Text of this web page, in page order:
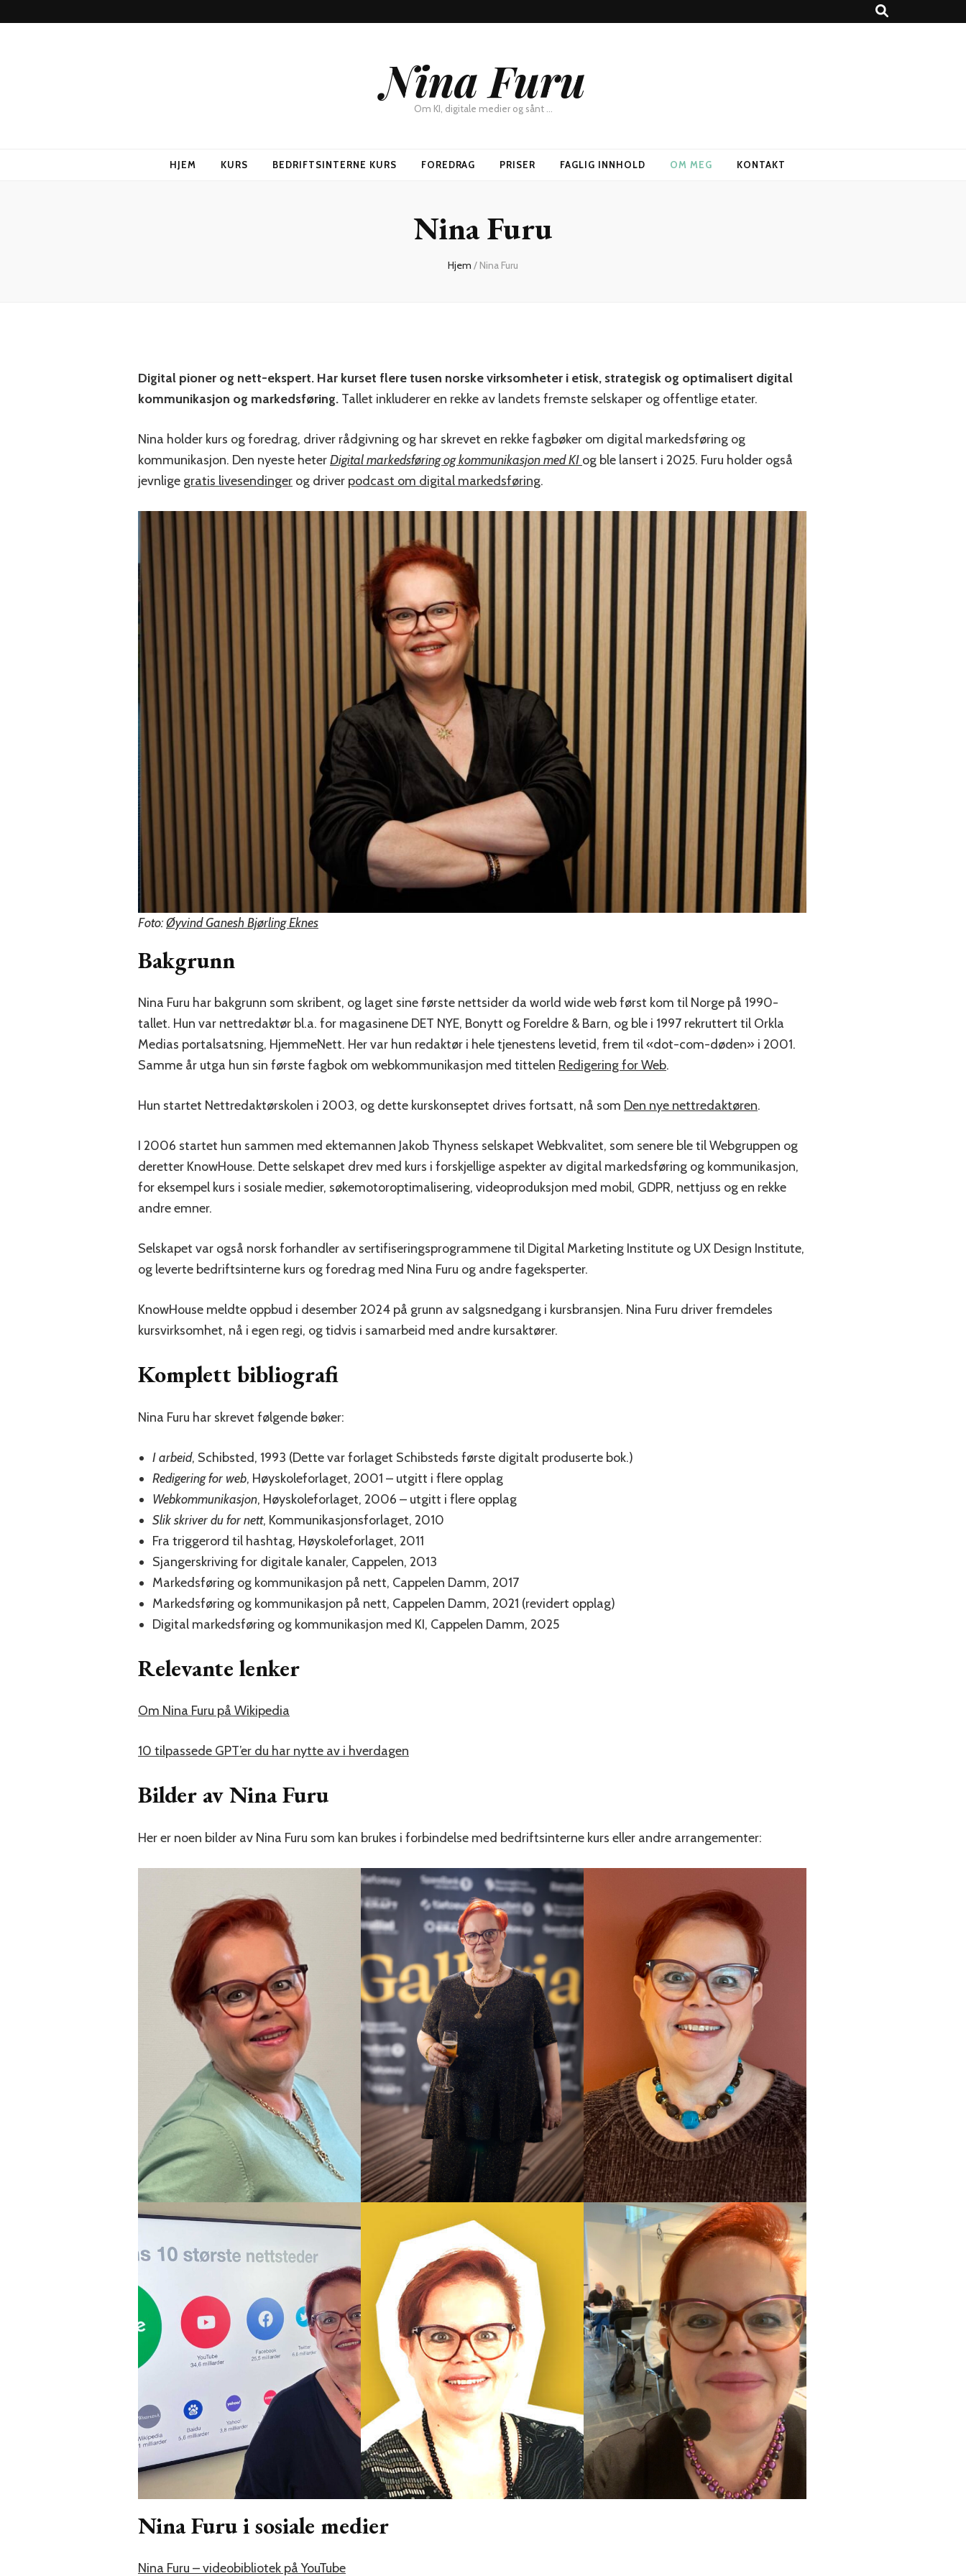
Nina Furu
Om KI, digitale medier og sånt …
HJEM KURS BEDRIFTSINTERNE KURS FOREDRAG PRISER FAGLIG INNHOLD OM MEG KONTAKT
Nina Furu
Hjem / Nina Furu
Digital pioner og nett-ekspert. Har kurset flere tusen norske virksomheter i etisk, strategisk og optimalisert digital
kommunikasjon og markedsføring. Tallet inkluderer en rekke av landets fremste selskaper og offentlige etater.
Nina holder kurs og foredrag, driver rådgivning og har skrevet en rekke fagbøker om digital markedsføring og
kommunikasjon. Den nyeste heterDigital markedsføring og kommunikasjon med KI og ble lansert i 2025. Furu holder også
jevnlige gratis livesendinger og driver podcast om digital markedsføring.
Foto:Øyvind Ganesh Bjørling Eknes
Bakgrunn
Nina Furu har bakgrunn som skribent, og laget sine første nettsider da world wide web først kom til Norge på 1990-
tallet. Hun var nettredaktør bl.a. for magasinene DET NYE, Bonytt og Foreldre & Barn, og ble i 1997 rekruttert til Orkla
Medias portalsatsning, HjemmeNett. Her var hun redaktør i hele tjenestens levetid, frem til «dot-com-døden» i 2001.
Samme år utga hun sin første fagbok om webkommunikasjon med tittelen Redigering for Web.
Hun startet Nettredaktørskolen i 2003, og dette kurskonseptet drives fortsatt, nå som Den nye nettredaktøren.
I 2006 startet hun sammen med ektemannen Jakob Thyness selskapet Webkvalitet, som senere ble til Webgruppen og
deretter KnowHouse. Dette selskapet drev med kurs i forskjellige aspekter av digital markedsføring og kommunikasjon,
for eksempel kurs i sosiale medier, søkemotoroptimalisering, videoproduksjon med mobil, GDPR, nettjuss og en rekke
andre emner.
Selskapet var også norsk forhandler av sertifiseringsprogrammene til Digital Marketing Institute og UX Design Institute,
og leverte bedriftsinterne kurs og foredrag med Nina Furu og andre fageksperter.
KnowHouse meldte oppbud i desember 2024 på grunn av salgsnedgang i kursbransjen. Nina Furu driver fremdeles
kursvirksomhet, nå i egen regi, og tidvis i samarbeid med andre kursaktører.
Komplett bibliografi
Nina Furu har skrevet følgende bøker:
I arbeid, Schibsted, 1993 (Dette var forlaget Schibsteds første digitalt produserte bok.)
Redigering for web, Høyskoleforlaget, 2001 – utgitt i flere opplag
Webkommunikasjon, Høyskoleforlaget, 2006 – utgitt i flere opplag
Slik skriver du for nett, Kommunikasjonsforlaget, 2010
Fra triggerord til hashtag, Høyskoleforlaget, 2011
Sjangerskriving for digitale kanaler, Cappelen, 2013
Markedsføring og kommunikasjon på nett, Cappelen Damm, 2017
Markedsføring og kommunikasjon på nett, Cappelen Damm, 2021 (revidert opplag)
Digital markedsføring og kommunikasjon med KI, Cappelen Damm, 2025
Relevante lenker
Om Nina Furu på Wikipedia
10 tilpassede GPT’er du har nytte av i hverdagen
Bilder av Nina Furu
Her er noen bilder av Nina Furu som kan brukes i forbindelse med bedriftsinterne kurs eller andre arrangementer:
Nina Furu i sosiale medier
Nina Furu – videobibliotek på YouTube